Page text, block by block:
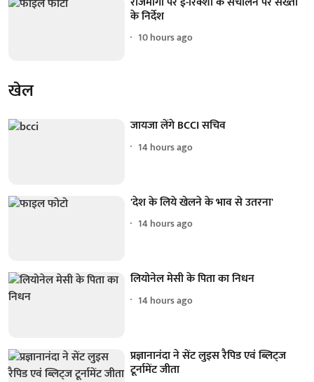
के निर्देश
10 hours ago
खेल
जायजा लेंगे BCCI सचिव
14 hours ago
'देश के लिये खेलने के भाव से उतरना'
14 hours ago
लियोनेल मेसी के पिता का निधन
14 hours ago
प्रज्ञानानंदा ने सेंट लुइस रैपिड एवं ब्लिट्ज
टूर्नामेंट जीता